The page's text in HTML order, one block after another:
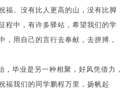
福。没有比人更高的山，没有比脚
程中，有许多驿站，希望我们的学
，用自己的言行去奉献，去拼搏，
，毕业是另一种相聚，好风凭借力，
福我们的同学鹏程万里，扬帆起